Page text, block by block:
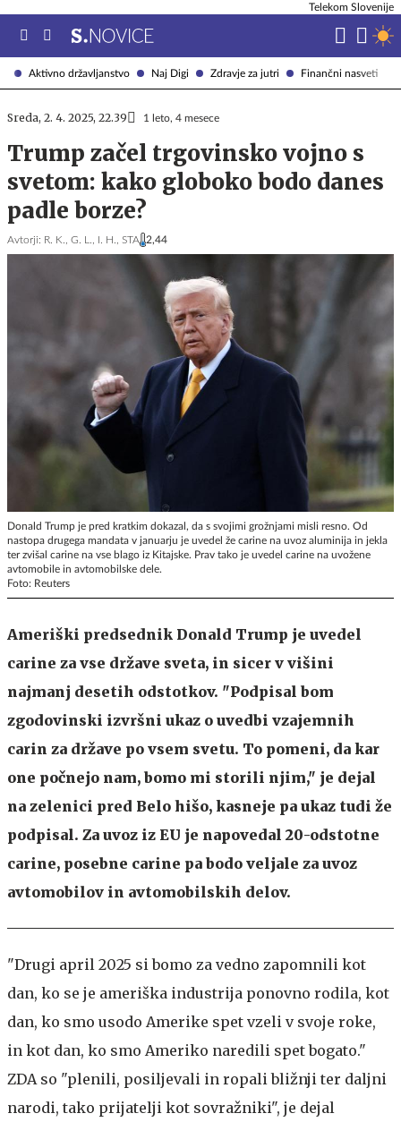
Aktivno državljanstvo Naj Digi Zdravje za jutri Finančni nasveti
Telekom Slovenije
Sreda, 2. 4. 2025, 22.39 1 leto, 4 mesece
Trump začel trgovinsko vojno s
svetom: kako globoko bodo danes
padle borze?
Avtorji: R. K., G. L., I. H., STA 2,44
Donald Trump je pred kratkim dokazal, da s svojimi grožnjami misli resno. Od
nastopa drugega mandata v januarju je uvedel že carine na uvoz aluminija in jekla
ter zvišal carine na vse blago iz Kitajske. Prav tako je uvedel carine na uvožene
avtomobile in avtomobilske dele.
Foto: Reuters
Ameriški predsednik Donald Trump je uvedel
carine za vse države sveta, in sicer v višini
najmanj desetih odstotkov. "Podpisal bom
zgodovinski izvršni ukaz o uvedbi vzajemnih
carin za države po vsem svetu. To pomeni, da kar
one počnejo nam, bomo mi storili njim," je dejal
na zelenici pred Belo hišo, kasneje pa ukaz tudi že
podpisal. Za uvoz iz EU je napovedal 20-odstotne
carine, posebne carine pa bodo veljale za uvoz
avtomobilov in avtomobilskih delov.
"Drugi april 2025 si bomo za vedno zapomnili kot
dan, ko se je ameriška industrija ponovno rodila, kot
dan, ko smo usodo Amerike spet vzeli v svoje roke,
in kot dan, ko smo Ameriko naredili spet bogato."
ZDA so "plenili, posiljevali in ropali bližnji ter daljni
narodi, tako prijatelji kot sovražniki", je dejal